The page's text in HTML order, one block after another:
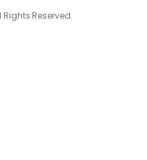
Rights Reserved.